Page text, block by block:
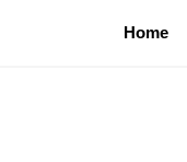
Home